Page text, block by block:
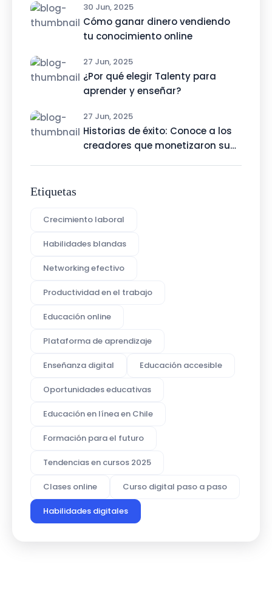
30 Jun, 2025
Cómo ganar dinero vendiendo
tu conocimiento online
27 Jun, 2025
¿Por qué elegir Talenty para
aprender y enseñar?
27 Jun, 2025
Historias de éxito: Conoce a los
creadores que monetizaron su
Etiquetas
Crecimiento laboral
Habilidades blandas
Networking efectivo
Productividad en el trabajo
Educación online
Plataforma de aprendizaje
Enseñanza digital Educación accesible
Oportunidades educativas
Educación en línea en Chile
Formación para el futuro
Tendencias en cursos 2025
Clases online Curso digital paso a paso
Habilidades digitales